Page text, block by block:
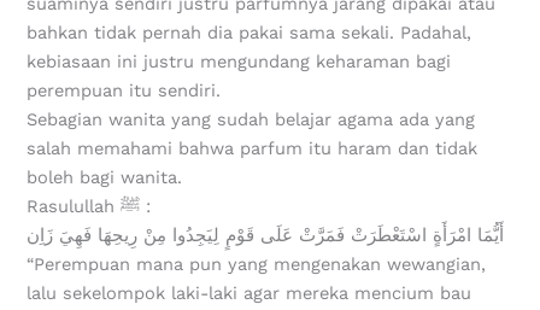
bahkan tidak pernah dia pakai sama sekali. Padahal,
kebiasaan ini justru mengundang keharaman bagi
perempuan itu sendiri.
Sebagian wanita yang sudah belajar agama ada yang
salah memahami bahwa parfum itu haram dan tidak
boleh bagi wanita.
Rasulullah ﷺ :
أَيُّمَا امْرَأَةٍ اسْتَعْطَرَتْ فَمَرَّتْ عَلَى قَوْمٍ لِيَجِدُوا مِنْ رِيحِهَا فَهِيَ زَاِن
“Perempuan mana pun yang mengenakan wewangian,
lalu sekelompok laki-laki agar mereka mencium bau